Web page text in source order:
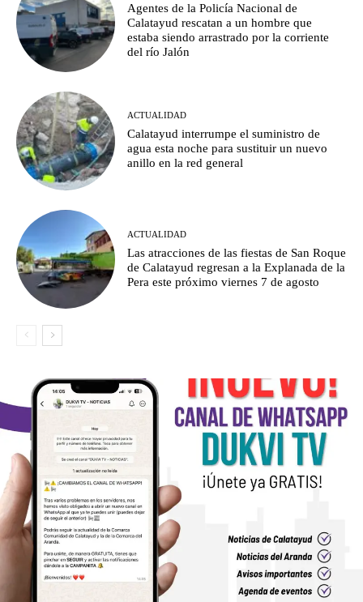
Agentes de la Policía Nacional de
Calatayud rescatan a un hombre que
estaba siendo arrastrado por la corriente
del río Jalón
ACTUALIDAD
Calatayud interrumpe el suministro de
agua esta noche para sustituir un nuevo
anillo en la red general
ACTUALIDAD
Las atracciones de las fiestas de San Roque
de Calatayud regresan a la Explanada de la
Pera este próximo viernes 7 de agosto